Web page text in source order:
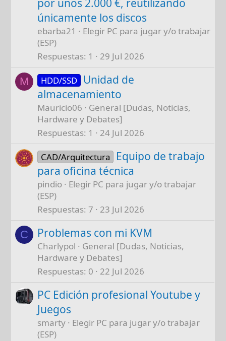
por unos 2.000 €, reutilizando
únicamente los discos
ebarba21
Elegir PC para jugar y/o trabajar
(ESP)
Respuestas 1 29 Jul 2026
M HDD/SSD Unidad de
almacenamiento
Mauricio06
General [Dudas, Noticias,
Hardware y Debates]
Respuestas 1 24 Jul 2026
CAD/Arquitectura
Equipo de trabajo
para oficina técnica
pindio
Elegir PC para jugar y/o trabajar
(ESP)
Respuestas 7 23 Jul 2026
C Problemas con mi KVM
Charlypol
General [Dudas, Noticias,
Hardware y Debates]
Respuestas 0 22 Jul 2026
PC Edición profesional Youtube y
Juegos
smarty
Elegir PC para jugar y/o trabajar
(ESP)